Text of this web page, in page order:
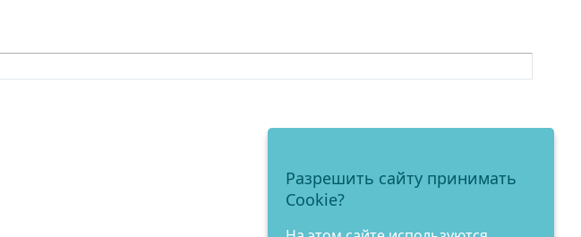
Разрешить сайту принимать
Cookie?